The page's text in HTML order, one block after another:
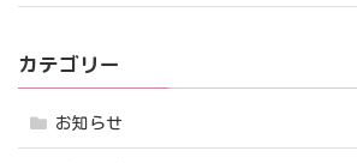
カテゴリー
お知らせ